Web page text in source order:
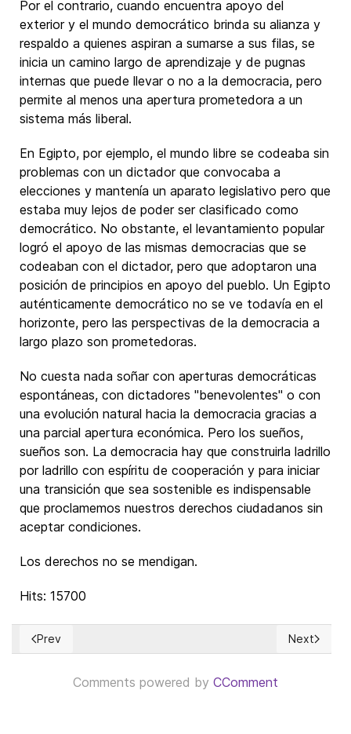
Por el contrario, cuando encuentra apoyo del
exterior y el mundo democrático brinda su alianza y
respaldo a quienes aspiran a sumarse a sus filas, se
inicia un camino largo de aprendizaje y de pugnas
internas que puede llevar o no a la democracia, pero
permite al menos una apertura prometedora a un
sistema más liberal.
En Egipto, por ejemplo, el mundo libre se codeaba sin
problemas con un dictador que convocaba a
elecciones y mantenía un aparato legislativo pero que
estaba muy lejos de poder ser clasificado como
democrático. No obstante, el levantamiento popular
logró el apoyo de las mismas democracias que se
codeaban con el dictador, pero que adoptaron una
posición de principios en apoyo del pueblo. Un Egipto
auténticamente democrático no se ve todavía en el
horizonte, pero las perspectivas de la democracia a
largo plazo son prometedoras.
No cuesta nada soñar con aperturas democráticas
espontáneas, con dictadores "benevolentes" o con
una evolución natural hacia la democracia gracias a
una parcial apertura económica. Pero los sueños,
sueños son. La democracia hay que construirla ladrillo
por ladrillo con espíritu de cooperación y para iniciar
una transición que sea sostenible es indispensable
que proclamemos nuestros derechos ciudadanos sin
aceptar condiciones.
Los derechos no se mendigan.
Hits: 15700
Previous article: El mito de la conservación de empleos
Prev Next
Next
Comments powered by CComment